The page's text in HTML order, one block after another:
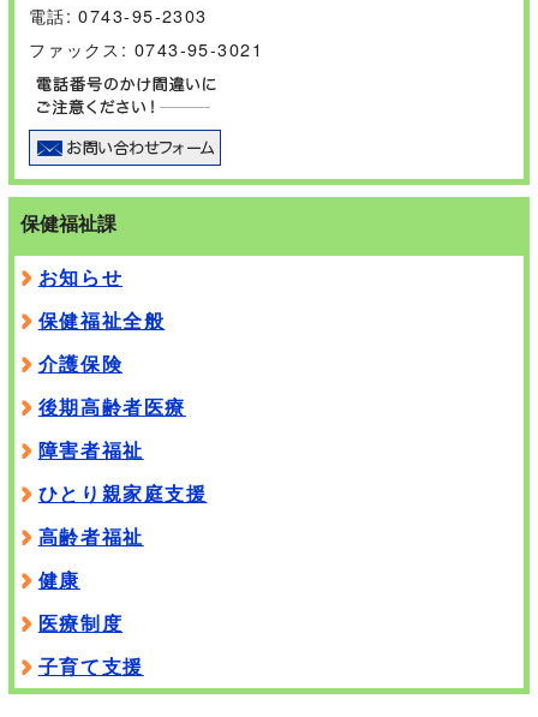
電話: 0743-95-2303
ファックス: 0743-95-3021
保健福祉課
お知らせ
保健福祉全般
介護保険
後期高齢者医療
障害者福祉
ひとり親家庭支援
高齢者福祉
健康
医療制度
子育て支援